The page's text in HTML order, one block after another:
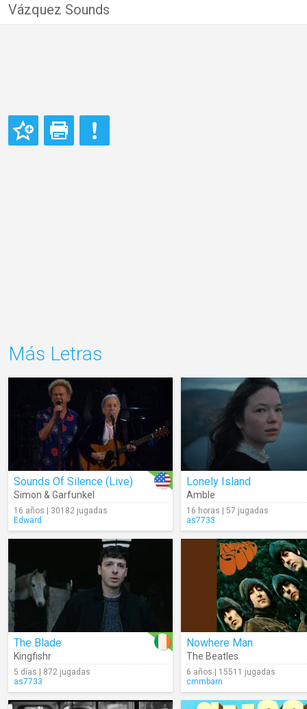
Vázquez Sounds
Más Letras
Sounds Of Silence (Live)
Simon & Garfunkel
16 años | 30182 jugadas
Edward
Lonely Island
Amble
16 horas | 57 jugadas
as7733
The Blade
Kingfishr
5 días | 872 jugadas
as7733
Nowhere Man
The Beatles
6 años | 15511 jugadas
cmmbarn